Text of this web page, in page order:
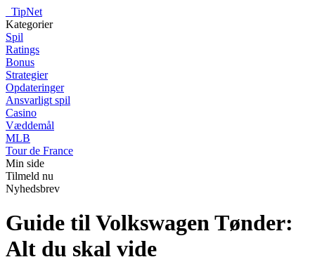
TipNet
Kategorier
Spil
Ratings
Bonus
Strategier
Opdateringer
Ansvarligt spil
Casino
Væddemål
MLB
Tour de France
Min side
Tilmeld nu
Nyhedsbrev
Guide til Volkswagen Tønder:
Alt du skal vide